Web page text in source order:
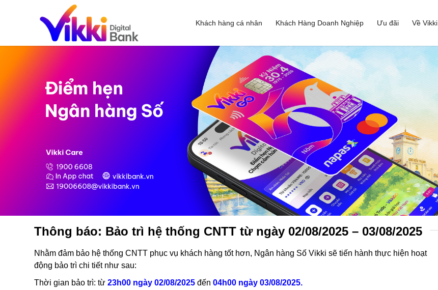
Khách hàng cá nhân Khách Hàng Doanh Nghiệp Ưu đãi Về Vikki
Thông báo: Bảo trì hệ thống CNTT từ ngày 02/08/2025 – 03/08/2025
Nhằm đảm bảo hệ thống CNTT phục vụ khách hàng tốt hơn, Ngân hàng Số Vikki sẽ tiến hành thực hiện hoạt
động bảo trì chi tiết như sau:
Thời gian bảo trì: từ 23h00 ngày 02/08/2025 đến 04h00 ngày 03/08/2025.